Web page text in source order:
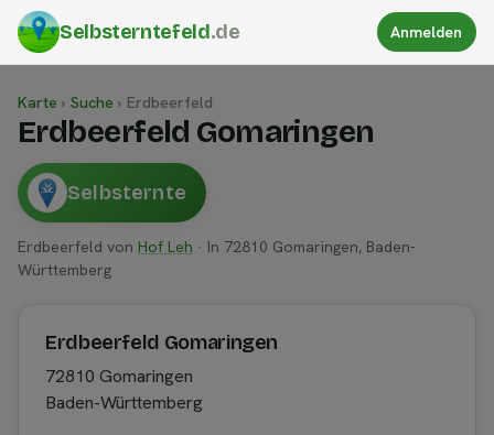
Selbsterntefeld.de Anmelden
Karte › Suche › Erdbeerfeld
Erdbeerfeld Gomaringen
Selbsternte
Erdbeerfeld von Hof Leh · In 72810 Gomaringen, Baden-
Württemberg
Erdbeerfeld Gomaringen
72810 Gomaringen
Baden-Württemberg